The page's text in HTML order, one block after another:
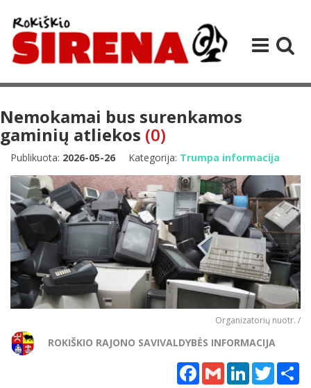
Nemokamai bus surenkamos
gaminių atliekos (0)
Publikuota: 2026-05-26 Kategorija: Trumpa informacija
Organizatorių nuotr. /
ROKIŠKIO RAJONO SAVIVALDYBĖS INFORMACIJA
Facebook
Gmail LinkedInTwitter